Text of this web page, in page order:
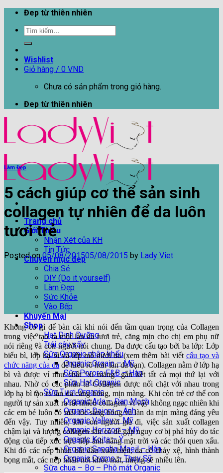
Skip
content
Đep từ thiên nhiên
Tìm
kiếm:
Wishlist
Giỏ hàng / 0 VND
Chưa có sản phẩm trong giỏ hàng.
Đep từ thiên nhiên
Trang chủ
Giới Thiệu
Nhận Xét của KH
Tin Tức
Chuyên mục đẹp
Chia Sẻ
DIY (Do it yourself)
Làm Đẹp
Sức Khỏe
Vào Bếp
Khuyến Mại
Shop
Hạt Dinh Dưỡng
Trái cây sấy
Sữa Organic nhập khẩu
Organic Orgain – Mỹ
Sữa Pororo F&B – Hàn
Sữa Hạt Organic
Sữa Tươi Organic
Organic Arla – Đan Mạch
Organic Daioni – Anh
Organic Valley – Mỹ
Organic Horizon – Mỹ
Organic Koita – Ý
Organic Sangha Maeil – Hàn
Organic Cremo – Thụy Sỹ
Sữa chua – Bơ – Phô mát Organic
Làm Đẹp
5 cách giúp cơ thể sản sinh
collagen tự nhiên để da luôn
tươi trẻ
Posted on05/08/201505/08/2015 by Lady Viet
Không có gì để bàn cãi khi nói đến tầm quan trọng của Collagen
trong việc tạo ra một làn da tươi trẻ, căng mịn cho chị em phụ nữ
nói riêng và con người nói chung. Da được cấu tạo bởi ba lớp: Lớp
biểu bì, lớp hạ bì và lớp mô dưới da (xem thêm bài viết cấu tạo và
chức năng của da để hiểu rõ hơn làn da bạn). Collagen nằm ở lớp hạ
bì và được ví như chất “xi măng” gắn kết tất cả mọi thứ lại với
nhau. Nhờ có các phân tử Collagen được nối chặt với nhau trong
lớp hạ bì tạo ra làn da căng bóng, mịn màng. Khi còn trẻ cơ thể con
người tự sản xuất ra rất nhiều collagen, vì vậy không ngạc nhiên khi
các em bé luôn có mái tóc sáng bóng và làn da mịn màng đáng yêu
đến vậy. Tuy nhiên, khi con người già đi, việc sản xuất collagen
chậm lại và lượng collagen sẵn có dễ gặp nguy cơ bị phá hủy do tác
động của tiếp xúc trực tiếp ánh nắng mặt trời và các thói quen xấu.
Khi đó các nếp nhăn bắt đầu xuất hiện, da cổ chảy xệ, hình thành
bọng mắt, các nếp nhăn nơi khóe mắt, miệng sẽ nhiều lên.